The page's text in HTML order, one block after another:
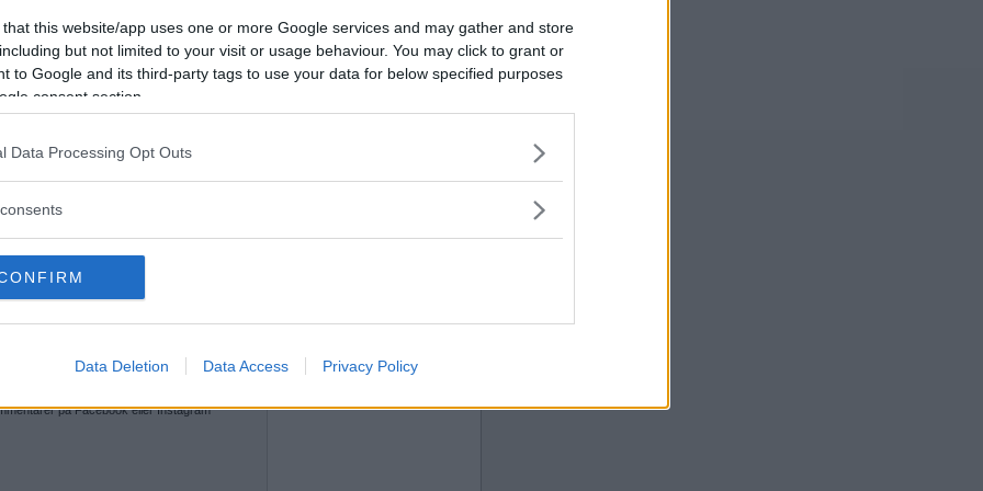
that this website/app uses one or more Google services and may gather and store
but not limited to your visit or usage behaviour. You may click to grant or
to Google and its third-party tags to use your data for below specified purposes
consent section.
Data Processing Opt Outs
Data Deletion Data Access Privacy Policy
2018-10-13 19:15
2018-10-13 19:15
på Facebook eller Instagram
Vill du bli
medlem?